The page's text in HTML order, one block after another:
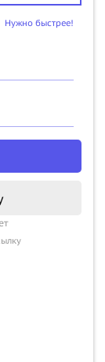
Нужно быстрее!